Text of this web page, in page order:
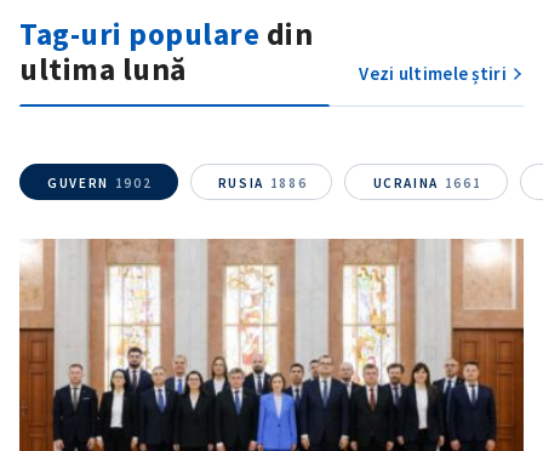
Tag-uri populare din
ultima lună
Vezi ultimele știri
GUVERN 1902 RUSIA 1886 UCRAINA 1661
Fotografie
+ Încarcă imagine
Mesajul știrei
+ Mesajul știrei
CONTACT SURSĂ
Sursă anonimă
Nume